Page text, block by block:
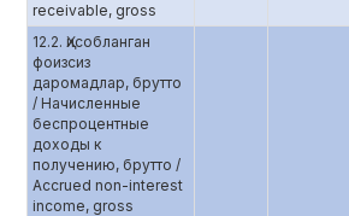
receivable, gross
12.2. Ҳисобланган
фоизсиз
даромадлар, брутто
/ Начисленные
беспроцентные
доходы к
получению, брутто /
Accrued non-interest
income, gross